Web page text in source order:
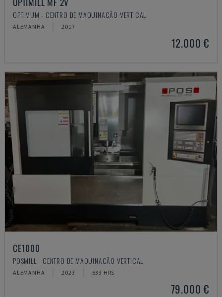
OPTIMUM - CENTRO DE MAQUINAÇÃO VERTICAL
ALEMANHA 2017
12.000 €
CE1000
POSMILL - CENTRO DE MAQUINAÇÃO VERTICAL
ALEMANHA 2023 533 HRS
79.000 €